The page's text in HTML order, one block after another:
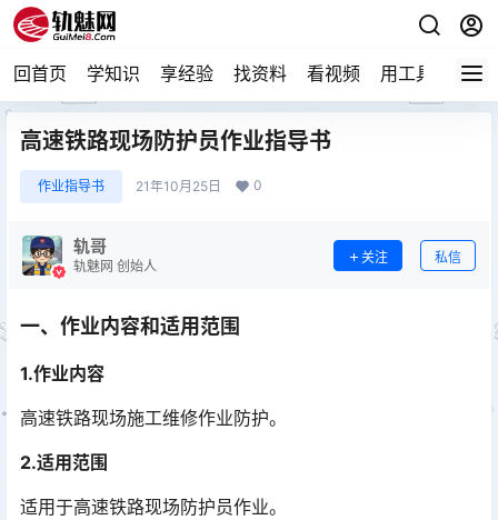
回首页 学知识 享经验 找资料 看视频 用工具 论技
高速铁路现场防护员作业指导书
作业指导书 21年10月25日 0
轨哥
轨魅网 创始人
关注 私信
一、作业内容和适用范围
1.作业内容
高速铁路现场施工维修作业防护。
2.适用范围
适用于高速铁路现场防护员作业。